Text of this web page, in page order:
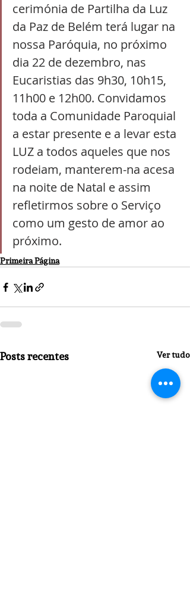
cerimónia de Partilha da Luz
da Paz de Belém terá lugar na
nossa Paróquia, no próximo
dia 22 de dezembro, nas
Eucaristias das 9h30, 10h15,
11h00 e 12h00. Convidamos
toda a Comunidade Paroquial
a estar presente e a levar esta
LUZ a todos aqueles que nos
rodeiam, manterem-na acesa
na noite de Natal e assim
refletirmos sobre o Serviço
como um gesto de amor ao
próximo.
Primeira Página
Posts recentes Ver tudo